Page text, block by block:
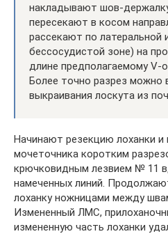
накладывают шов-
пересекают в косом
рассекают по латеральной
бессосудистой зоне) на
длине предполагаемому V-
Более точно разрез можно
выкраивания лоскута из
Начинают резекцию лоханки и
мочеточника коротким
крючковидным лезвием № 11
намеченных линий.
лоханку ножницами между
Измененный ЛМС,
измененную часть лоханки